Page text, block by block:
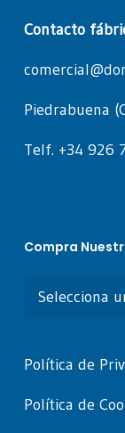
Contacto
Piedrabuena
Telf. +34 926
Compra
Política de
Política de